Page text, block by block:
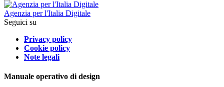
Agenzia per l'Italia Digitale
Seguici su
Privacy policy
Cookie policy
Note legali
Manuale operativo di design